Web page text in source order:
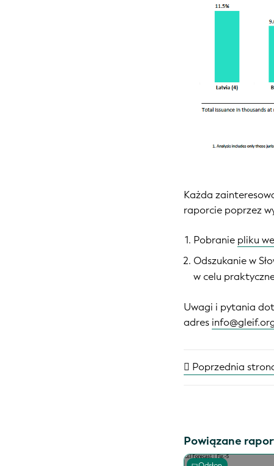
Każda
raporcie poprzez
Pobranie pliku
Odszukanie w
w celu
Uwagi i pytania
adres
Poprzednia
Powiązane